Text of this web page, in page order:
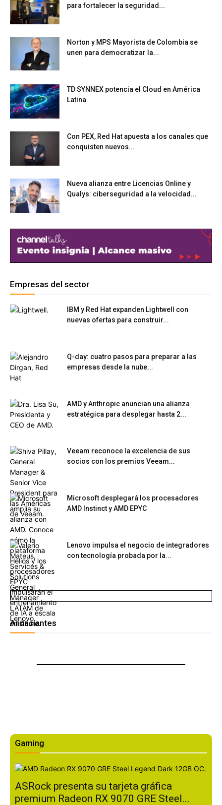
para fortalecer la seguridad...
Norton y MPS Mayorista de Colombia se
unen para democratizar la...
TD SYNNEX potencia el Cloud en América
Latina
Con PEX, Red Hat apuesta a los canales que
conquisten nuevos...
Nueva alianza entre Licencias Online y
Qualys: ciberseguridad a la velocidad...
Empresas del sector
IBM y Red Hat expanden Lightwell con
nuevas ofertas para construir...
Q-day: cuatro pasos para preparar a las
empresas desde la nube...
AMD y Anthropic anuncian una alianza
estratégica para desplegar hasta 2...
Veeam reconoce la excelencia de sus
socios con los premios Veeam...
Microsoft desplegará los procesadores
AMD Instinct y AMD EPYC
Lenovo impulsa el negocio de integradores
con tecnología probada por la...
Anunciantes
Gaming
ASRock presenta su tarjeta gráfica
premium Radeon RX 9070 GRE Steel...